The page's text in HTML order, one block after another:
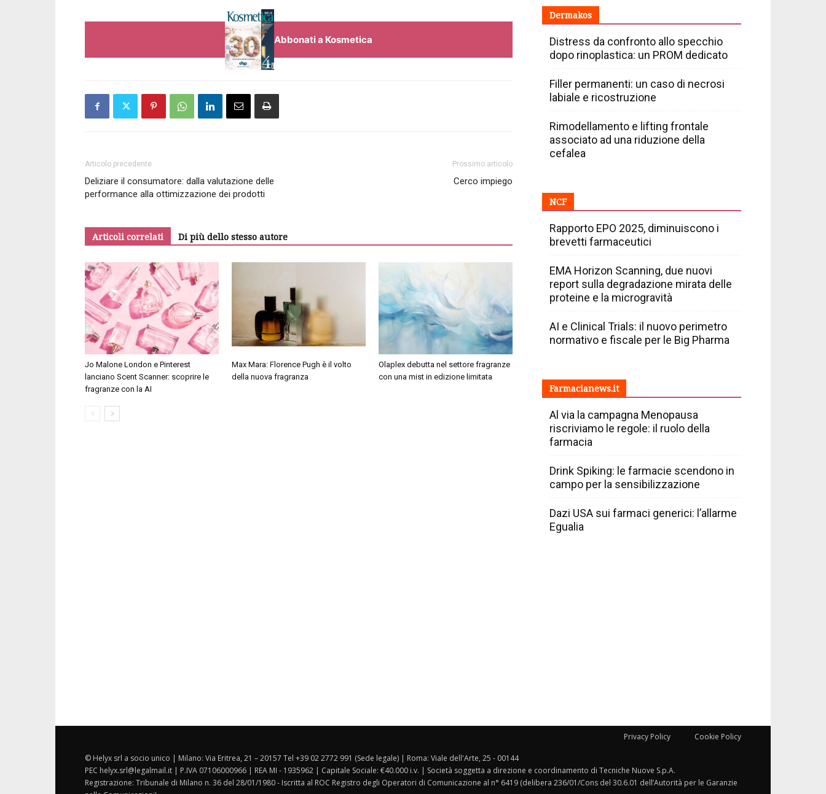
Abbonati a Kosmetica
Articolo precedente
Deliziare il consumatore: dalla valutazione delle
performance alla ottimizzazione dei prodotti
Prossimo articolo
Cerco impiego
Articoli correlati Di più dello stesso autore
Jo Malone London e Pinterest
lanciano Scent Scanner: scoprire le
fragranze con la AI
Max Mara: Florence Pugh è il volto
della nuova fragranza
Olaplex debutta nel settore fragranze
con una mist in edizione limitata
Dermakos
Distress da confronto allo specchio
dopo rinoplastica: un PROM dedicato
Filler permanenti: un caso di necrosi
labiale e ricostruzione
Rimodellamento e lifting frontale
associato ad una riduzione della
cefalea
NCF
Rapporto EPO 2025, diminuiscono i
brevetti farmaceutici
EMA Horizon Scanning, due nuovi
report sulla degradazione mirata delle
proteine e la microgravità
AI e Clinical Trials: il nuovo perimetro
normativo e fiscale per le Big Pharma
Farmacianews.it
Al via la campagna Menopausa
riscriviamo le regole: il ruolo della
farmacia
Drink Spiking: le farmacie scendono in
campo per la sensibilizzazione
Dazi USA sui farmaci generici: l’allarme
Egualia
Privacy Policy Cookie Policy
© Helyx srl a socio unico | Milano: Via Eritrea, 21 – 20157 Tel +39 02 2772 991 (Sede legale) | Roma: Viale dell'Arte, 25 - 00144
PEC helyx.srl@legalmail.it | P.IVA 07106000966 | REA MI - 1935962 | Capitale Sociale: €40.000 i.v. | Società soggetta a direzione e coordinamento di Tecniche Nuove S.p.A.
Registrazione: Tribunale di Milano n. 36 del 28/01/1980 - Iscritta al ROC Registro degli Operatori di Comunicazione al n° 6419 (delibera 236/01/Cons del 30.6.01 dell’Autorità per le Garanzie